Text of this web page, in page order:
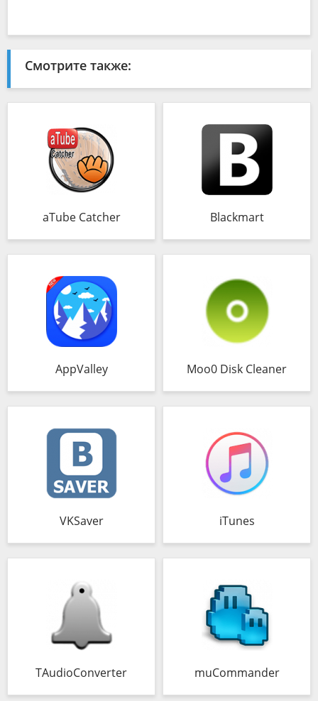
Смотрите также:
aTube Catcher Blackmart
AppValley Moo0 Disk Cleaner
VKSaver iTunes
TAudioConverter muCommander